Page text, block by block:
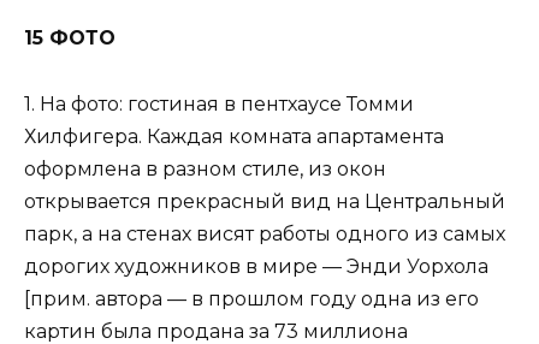
15 ФОТО
1. На фото: гостиная в пентхаусе Томми
Хилфигера. Каждая комната апартамента
оформлена в разном стиле, из окон
открывается прекрасный вид на Центральный
парк, а на стенах висят работы одного из самых
дорогих художников в мире — Энди Уорхола
[прим. автора — в прошлом году одна из его
картин была продана за 73 миллиона